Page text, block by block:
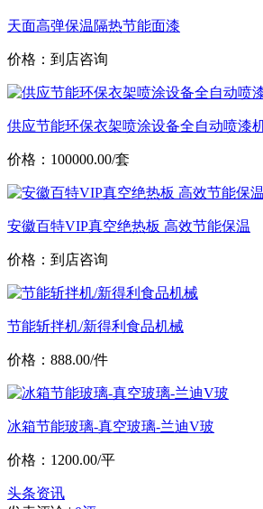
天面高弹保温隔热节能面漆
价格：到店咨询
供应节能环保衣架喷涂设备全自动喷漆
价格：100000.00/套
安徽百特VIP真空绝热板 高效节能保温
价格：到店咨询
节能斩拌机/新得利食品机械
价格：888.00/件
冰箱节能玻璃-真空玻璃-兰迪V玻
价格：1200.00/平
头条资讯